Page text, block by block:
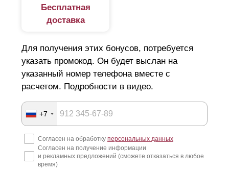
Бесплатная
доставка
Для получения этих бонусов, потребуется
указать промокод. Он будет выслан на
указанный номер телефона вместе с
расчетом. Подробности в видео.
+7
Согласен на обработку персональных данных
Согласен на получение информации
и рекламных предложений (сможете отказаться в любое
время)